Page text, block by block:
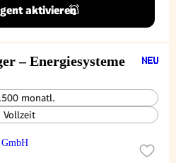
aktivieren
– Energiesysteme
monatl.
Vollzeit
GmbH